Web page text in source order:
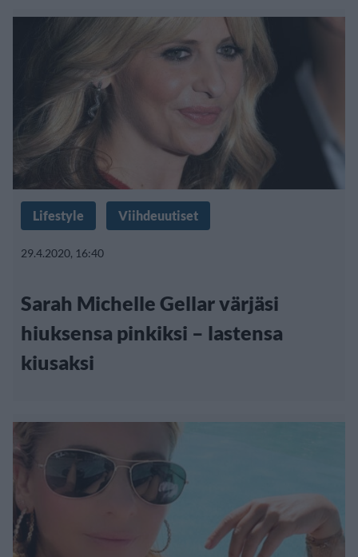
Lifestyle Viihdeuutiset
29.4.2020, 16:40
Sarah Michelle Gellar värjäsi
hiuksensa pinkiksi – lastensa
kiusaksi